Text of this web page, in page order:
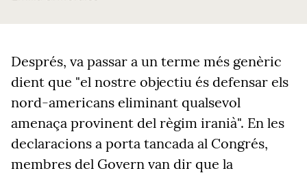
Després, va passar a un terme més genèric
dient que "el nostre objectiu és defensar els
nord-americans eliminant qualsevol
amenaça provinent del règim iranià". En les
declaracions a porta tancada al Congrés,
membres del Govern van dir que la